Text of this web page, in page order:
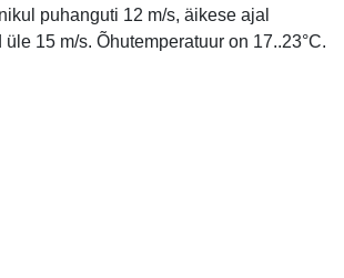
puhanguti 12 m/s, äikese ajal
15 m/s. Õhutemperatuur on 17..23°C.